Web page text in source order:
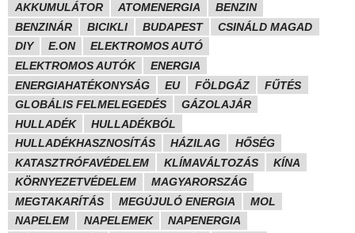
AKKUMULÁTOR ATOMENERGIA
BENZIN
BENZINÁR
BICIKLI BUDAPEST
CSINÁLD MAGAD
DIY
E.ON
ELEKTROMOS AUTÓ
ELEKTROMOS AUTÓK
ENERGIA
ENERGIAHATÉKONYSÁG
EU FÖLDGÁZ
FŰTÉS
GLOBÁLIS FELMELEGEDÉS
GÁZOLAJÁR
HULLADÉK
HULLADÉKBÓL
HULLADÉKHASZNOSÍTÁS
HÁZILAG
HŐSÉG
KATASZTRÓFAVÉDELEM
KLÍMAVÁLTOZÁS
KÍNA
KÖRNYEZETVÉDELEM
MAGYARORSZÁG
MEGTAKARÍTÁS
MEGÚJULÓ ENERGIA
MOL
NAPELEM
NAPELEMEK
NAPENERGIA